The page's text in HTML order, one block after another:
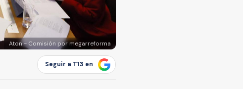
Aton - Comisión por megarreforma
Seguir a T13 en